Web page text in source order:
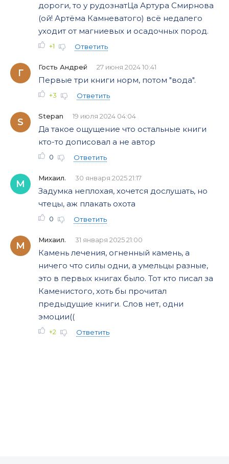
дороги, то у рудознатЦа Артура Смирнова
(ой! Артёма Камневатого) всё недалего
уходит от магниевых и осадочных пород.
+1 Ответить
Г
Гость Андрей 27 июня 2024 10:41
Первые три книги норм, потом "вода".
+3 Ответить
S
Stepan 19 июля 2024 04:04
Да такое ощущение что остальные книги
кто-то дописовал а не автор
0 Ответить
М
Михаил. 30 января 2025 21:17
Задумка неплохая, хочется дослушать, но
чтецы, аж плакать охота
0 Ответить
М
Михаил. 31 января 2025 21:00
Камень лечения, огненный камень, а
ничего что силы одни, а умельцы разные,
это в первых книгах было. Тот кто писал за
Каменистого, хоть бы прочитал
предыдущие книги. Слов нет, одни
эмоции((
+2 Ответить